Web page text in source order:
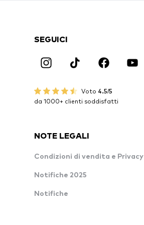
SEGUICI
Voto 4.5/5
da 1000+ clienti soddisfatti
NOTE LEGALI
Condizioni di vendita e
Notifiche 2025
Notifiche